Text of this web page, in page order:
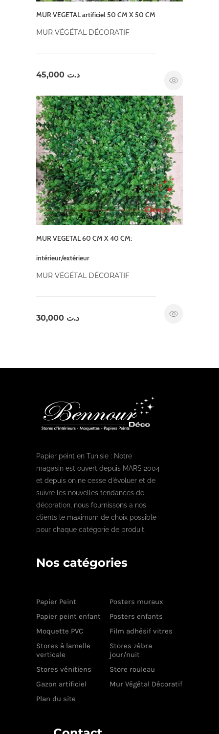
MUR VEGETAL artificiel 50 CM X 50 CM
MUR VÉGÉTAL DÉCORATIF
د.ت
MUR VEGETAL 60 CM X 40 CM:
intérieur/extérieur
MUR VÉGÉTAL DÉCORATIF
د.ت
Papier peint en Tunisie : Notre
magasin est ouvert depuis MARS 2004
et depuis on ne cesse d’évoluer et de
suivre les nouvelles tendances de
décoration, nous fournissons a nos
clients le maximum de choix possible
pour chaque catégorie de produit.
Nos catégories
Papier Peint
Posters muraux
Papier peint enfant
Posters enfants
Moquette PVC
Film adhésif vitres
Stores à lamelle
verticale
Stores zébra
jour/nuit
Stores vénitiens
Store rouleau
Gazon artificiel
Mur Végétal Décoratif
Plan du site